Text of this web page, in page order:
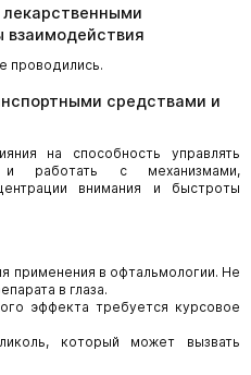
взаимодействия
проводились.
средствами и
на способность управлять
и работать с механизмами,
внимания и быстроты
применения в офтальмологии. Не
в глаза.
эффекта требуется курсовое
который может вызвать